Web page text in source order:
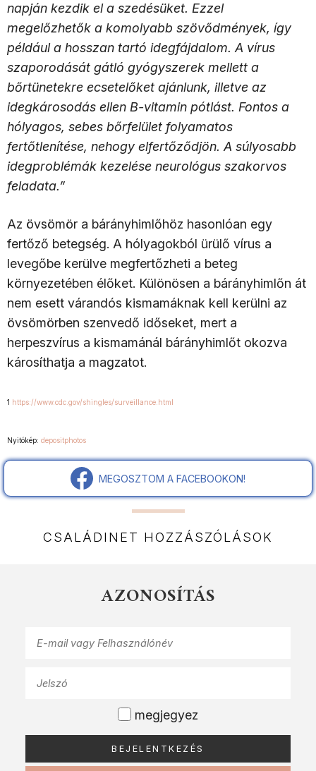
napján kezdik el a szedésüket. Ezzel
megelőzhetők a komolyabb szövődmények, így
például a hosszan tartó idegfájdalom. A vírus
szaporodását gátló gyógyszerek mellett a
bőrtünetekre ecsetelőket ajánlunk, illetve az
idegkárosodás ellen B-vitamin pótlást. Fontos a
hólyagos, sebes bőrfelület folyamatos
fertőtlenítése, nehogy elfertőződjön. A súlyosabb
idegproblémák kezelése neurológus szakorvos
feladata.”
Az övsömör a bárányhimlőhöz hasonlóan egy
fertőző betegség. A hólyagokból ürülő vírus a
levegőbe kerülve megfertőzheti a beteg
környezetében élőket. Különösen a bárányhimlőn át
nem esett várandós kismamáknak kell kerülni az
övsömörben szenvedő időseket, mert a
herpeszvírus a kismamánál bárányhimlőt okozva
károsíthatja a magzatot.
1 https://www.cdc.gov/shingles/surveillance.html
Nyitókép: depositphotos
MEGOSZTOM A FACEBOOKON!
CSALÁDINET HOZZÁSZÓLÁSOK
AZONOSÍTÁS
megjegyez